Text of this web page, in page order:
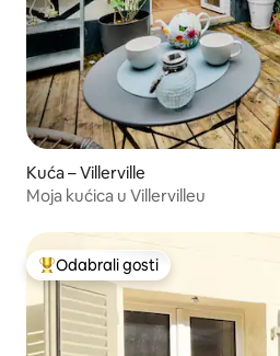
Kuća – Villerville
Moja kućica u Villervilleu
Među najviše rangiranima s
Odabrali gosti